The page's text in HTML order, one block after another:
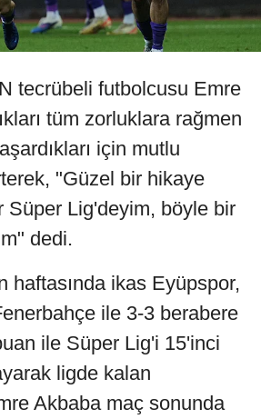
tecrübeli futbolcusu Emre
tüm zorluklara rağmen
için mutlu
"Güzel bir hikaye
Süper Lig'deyim, böyle bir
dedi.
haftasında ikas Eyüpspor,
ile 3-3 berabere
ile Süper Lig'i 15'inci
ligde kalan
Akbaba maç sonunda